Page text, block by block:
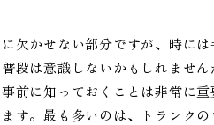
欠かせない部分ですが、時に
段は意識しないかもしれませ
前に知っておくことは非常に
す。最も多いのは、トランク